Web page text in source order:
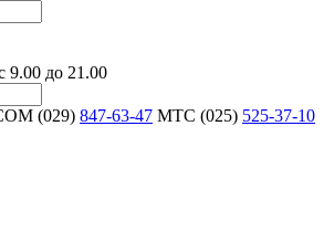
9.00 до 21.00
(029) 847-63-47 MTC (025) 525-37-10